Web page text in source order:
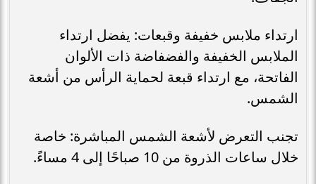
ارتداء ملابس خفيفة وقبعات: يفضل ارتداء
الملابس الخفيفة والفضفاضة ذات الألوان
الفاتحة، مع ارتداء قبعة لحماية الرأس من أشعة
الشمس.
تجنب التعرض لأشعة الشمس المباشرة: خاصة
خلال ساعات الذروة من 10 صباحًا إلى 4 مساءً.